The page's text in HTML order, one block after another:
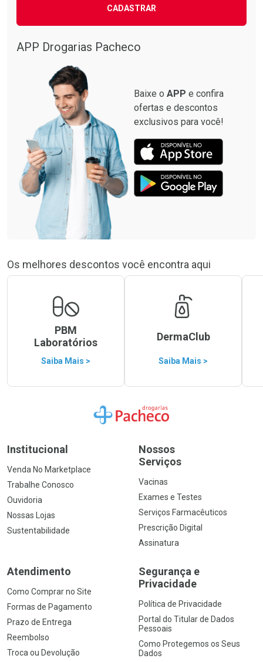
CADASTRAR
APP Drogarias Pacheco
Baixe o APP e confira
ofertas e descontos
exclusivos para você!
Os melhores descontos você encontra aqui
PBM
Laboratórios
Saiba Mais >
DermaClub
Saiba Mais >
Ir para a Home
Institucional
Venda No Marketplace
Trabalhe Conosco
Ouvidoria
Nossas Lojas
Sustentabilidade
Nossos
Serviços
Vacinas
Exames e Testes
Serviços Farmacêuticos
Prescrição Digital
Assinatura
Atendimento
Como Comprar no Site
Formas de Pagamento
Prazo de Entrega
Reembolso
Troca ou Devolução
Segurança e
Privacidade
Política de Privacidade
Portal do Titular de Dados
Pessoais
Como Protegemos os Seus
Dados